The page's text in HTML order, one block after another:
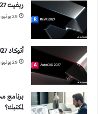
ريفيت 2027 Revit
29 يونيو، 2026
أتوكاد 2027 AutoCAD
29 يونيو، 2026
برنامج
لمكتبك؟